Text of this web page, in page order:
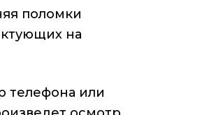
поломки
на
телефона или